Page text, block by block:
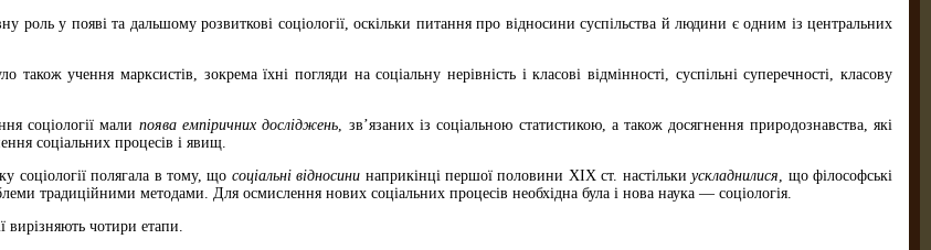
роль у появі та дальшому розвиткові соціології, оскільки питання про відносини суспільства й людини є одним із центральних
також учення марксистів, зокрема їхні погляди на соціальну нерівність і класові відмінності, суспільні суперечності, класову
соціології мали поява емпіричних досліджень, зв’язаних із соціальною статистикою, а також досягнення природознавства, які
соціальних процесів і явищ.
соціології полягала в тому, що соціальні відносини наприкінці першої половини XIX ст. настількиускладнилися, що філософські
традиційними методами. Для осмислення нових соціальних процесів необхідна була і нова наука — соціо­логія.
вирізняють чотири етапи.